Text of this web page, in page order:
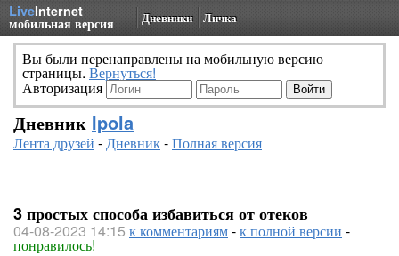
LiveInternet
мобильная версия Дневники Личка
Вы были перенаправлены на мобильную версию
страницы. Вернуться!
Авторизация
Дневник Ipola
Лента друзей -Дневник-Полная версия
3 простых способа избавиться от отеков
04-08-2023 14:15 к комментариям-к полной версии -
понравилось!